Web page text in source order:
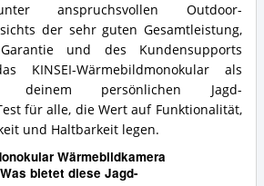
anspruchsvollen Outdoor-
der sehr guten Gesamtleistung,
und des Kundensupports
KINSEI-Wärmebildmonokular als
deinem persönlichen Jagd-
für alle, die Wert auf Funktionalität,
und Haltbarkeit legen.
Wärmebildkamera
bietet diese Jagd-